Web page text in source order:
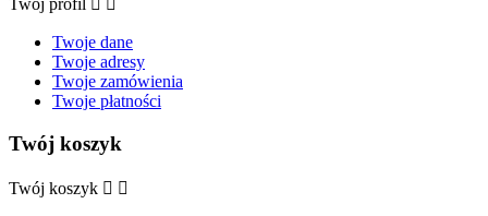
Twój profil  
Twoje dane
Twoje adresy
Twoje zamówienia
Twoje płatności
Twój koszyk
Twój koszyk  